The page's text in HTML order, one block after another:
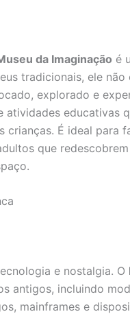
da Imaginação é
tradicionais, ele
explorado e
atividades educativas
crianças. É ideal para
que
e nostalgia. O
antigos, incluindo
mainframes e